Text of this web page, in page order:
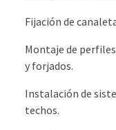
Fijación de
Montaje de
y forjados.
Instalación de
techos.